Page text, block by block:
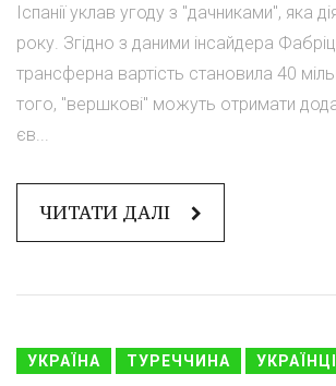
Іспанії уклав угоду з "дачниками", яка
року. Згідно з даними інсайдера
трансферна вартість становила 40
того, "вершкові" можуть отримати
єв...
ЧИТАТИ ДАЛІ
УКРАЇНА ТУРЕЧЧИНА УКРАЇНЦІ